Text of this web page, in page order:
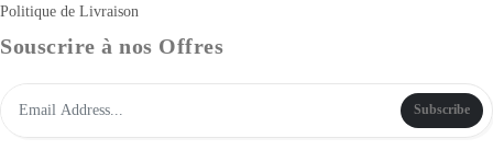
Politique de Livraison
Souscrire à nos Offres
Subscribe